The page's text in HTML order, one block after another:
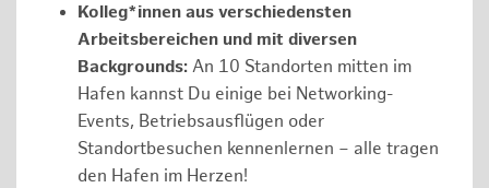
Kolleg*innen aus verschiedensten
Arbeitsbereichen und mit diversen
Backgrounds: An 10 Standorten mitten im
Hafen kannst Du einige bei Networking-
Events, Betriebsausflügen oder
Standortbesuchen kennenlernen – alle tragen
den Hafen im Herzen!